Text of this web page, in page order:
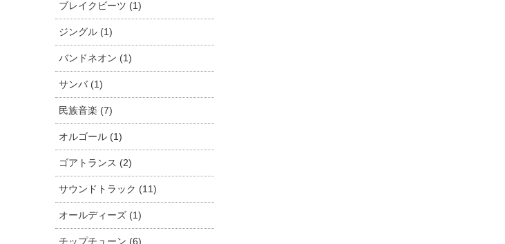
ブレイクビーツ (1)
ジングル (1)
バンドネオン (1)
サンバ (1)
民族音楽 (7)
オルゴール (1)
ゴアトランス (2)
サウンドトラック (11)
オールディーズ (1)
チップチューン (6)